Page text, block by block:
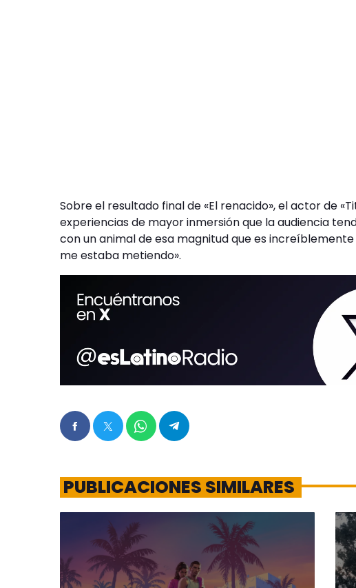
Sobre el resultado final de «El renacido», el actor de
experiencias de mayor inmersión que la audiencia
con un animal de esa magnitud que es
me estaba metiendo».
PUBLICACIONES SIMILARES